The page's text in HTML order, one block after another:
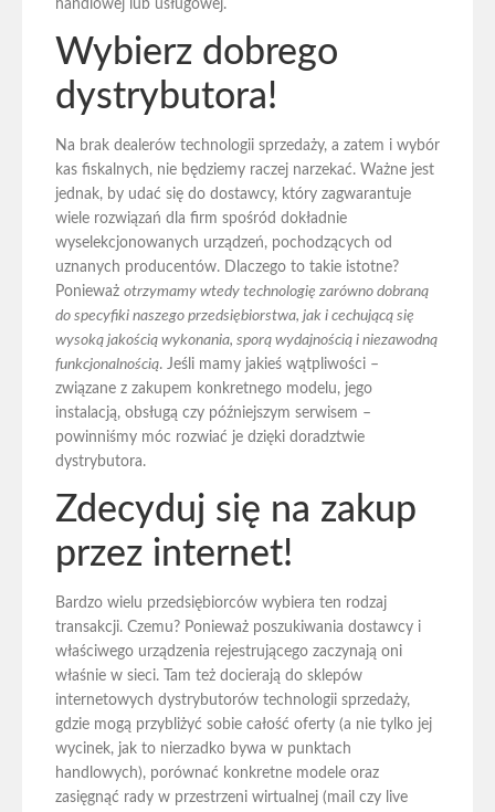
handlowej lub usługowej.
Wybierz dobrego
dystrybutora!
Na brak dealerów technologii sprzedaży, a zatem i wybór
kas fiskalnych, nie będziemy raczej narzekać. Ważne jest
jednak, by udać się do dostawcy, który zagwarantuje
wiele rozwiązań dla firm spośród dokładnie
wyselekcjonowanych urządzeń, pochodzących od
uznanych producentów. Dlaczego to takie istotne?
Ponieważ otrzymamy wtedy technologię zarówno dobraną
do specyfiki naszego przedsiębiorstwa, jak i cechującą się
wysoką jakością wykonania, sporą wydajnością i niezawodną
funkcjonalnością. Jeśli mamy jakieś wątpliwości –
związane z zakupem konkretnego modelu, jego
instalacją, obsługą czy późniejszym serwisem –
powinniśmy móc rozwiać je dzięki doradztwie
dystrybutora.
Zdecyduj się na zakup
przez internet!
Bardzo wielu przedsiębiorców wybiera ten rodzaj
transakcji. Czemu? Ponieważ poszukiwania dostawcy i
właściwego urządzenia rejestrującego zaczynają oni
właśnie w sieci. Tam też docierają do sklepów
internetowych dystrybutorów technologii sprzedaży,
gdzie mogą przybliżyć sobie całość oferty (a nie tylko jej
wycinek, jak to nierzadko bywa w punktach
handlowych), porównać konkretne modele oraz
zasięgnąć rady w przestrzeni wirtualnej (mail czy live